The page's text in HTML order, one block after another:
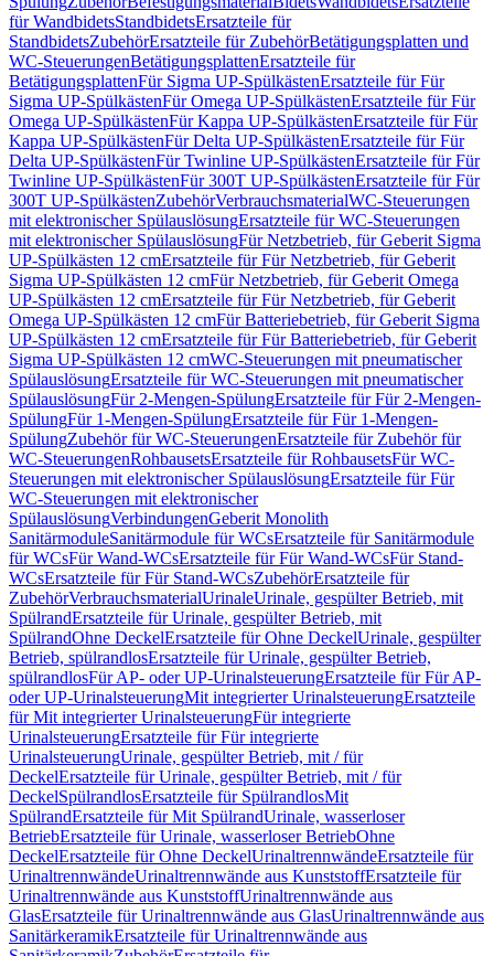
für WandbidetsStandbidetsErsatzteile für
StandbidetsZubehörErsatzteile für ZubehörBetätigungsplatten und
WC-SteuerungenBetätigungsplattenErsatzteile für
BetätigungsplattenFür Sigma UP-SpülkästenErsatzteile für Für
Sigma UP-SpülkästenFür Omega UP-SpülkästenErsatzteile für Für
Omega UP-SpülkästenFür Kappa UP-SpülkästenErsatzteile für Für
Kappa UP-SpülkästenFür Delta UP-SpülkästenErsatzteile für Für
Delta UP-SpülkästenFür Twinline UP-SpülkästenErsatzteile für Für
Twinline UP-SpülkästenFür 300T UP-SpülkästenErsatzteile für Für
300T UP-SpülkästenZubehörVerbrauchsmaterialWC-Steuerungen
mit elektronischer SpülauslösungErsatzteile für WC-Steuerungen
mit elektronischer SpülauslösungFür Netzbetrieb, für Geberit Sigma
UP-Spülkästen 12 cmErsatzteile für Für Netzbetrieb, für Geberit
Sigma UP-Spülkästen 12 cmFür Netzbetrieb, für Geberit Omega
UP-Spülkästen 12 cmErsatzteile für Für Netzbetrieb, für Geberit
Omega UP-Spülkästen 12 cmFür Batteriebetrieb, für Geberit Sigma
UP-Spülkästen 12 cmErsatzteile für Für Batteriebetrieb, für Geberit
Sigma UP-Spülkästen 12 cmWC-Steuerungen mit pneumatischer
SpülauslösungErsatzteile für WC-Steuerungen mit pneumatischer
SpülauslösungFür 2-Mengen-SpülungErsatzteile für Für 2-Mengen-
SpülungFür 1-Mengen-SpülungErsatzteile für Für 1-Mengen-
SpülungZubehör für WC-SteuerungenErsatzteile für Zubehör für
WC-SteuerungenRohbausetsErsatzteile für RohbausetsFür WC-
Steuerungen mit elektronischer SpülauslösungErsatzteile für Für
WC-Steuerungen mit elektronischer
SpülauslösungVerbindungenGeberit Monolith
SanitärmoduleSanitärmodule für WCsErsatzteile für Sanitärmodule
für WCsFür Wand-WCsErsatzteile für Für Wand-WCsFür Stand-
WCsErsatzteile für Für Stand-WCsZubehörErsatzteile für
ZubehörVerbrauchsmaterialUrinaleUrinale, gespülter Betrieb, mit
SpülrandErsatzteile für Urinale, gespülter Betrieb, mit
SpülrandOhne DeckelErsatzteile für Ohne DeckelUrinale, gespülter
Betrieb, spülrandlosErsatzteile für Urinale, gespülter Betrieb,
spülrandlosFür AP- oder UP-UrinalsteuerungErsatzteile für Für AP-
oder UP-UrinalsteuerungMit integrierter UrinalsteuerungErsatzteile
für Mit integrierter UrinalsteuerungFür integrierte
UrinalsteuerungErsatzteile für Für integrierte
UrinalsteuerungUrinale, gespülter Betrieb, mit / für
DeckelErsatzteile für Urinale, gespülter Betrieb, mit / für
DeckelSpülrandlosErsatzteile für SpülrandlosMit
SpülrandErsatzteile für Mit SpülrandUrinale, wasserloser
BetriebErsatzteile für Urinale, wasserloser BetriebOhne
DeckelErsatzteile für Ohne DeckelUrinaltrennwändeErsatzteile für
UrinaltrennwändeUrinaltrennwände aus KunststoffErsatzteile für
Urinaltrennwände aus KunststoffUrinaltrennwände aus
GlasErsatzteile für Urinaltrennwände aus GlasUrinaltrennwände aus
SanitärkeramikErsatzteile für Urinaltrennwände aus